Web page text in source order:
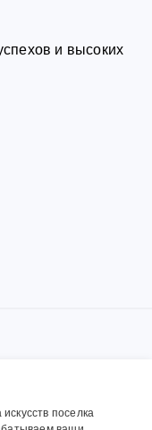
и высоких
учреждение
искусств поселка
согласуется с
поселка